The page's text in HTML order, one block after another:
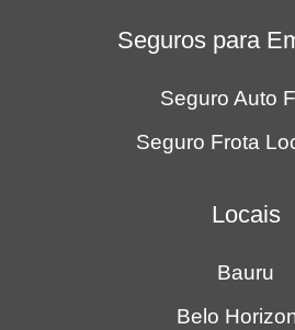
Seguros para
Seguro Auto
Seguro Frota
Locais
Bauru
Belo